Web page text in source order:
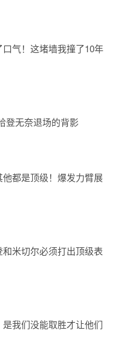
气！这堵墙我撞了10年
登无奈退场的背影
都是顶级！爆发力臂展
米切尔必须打出顶级表
我们没能取胜才让他们